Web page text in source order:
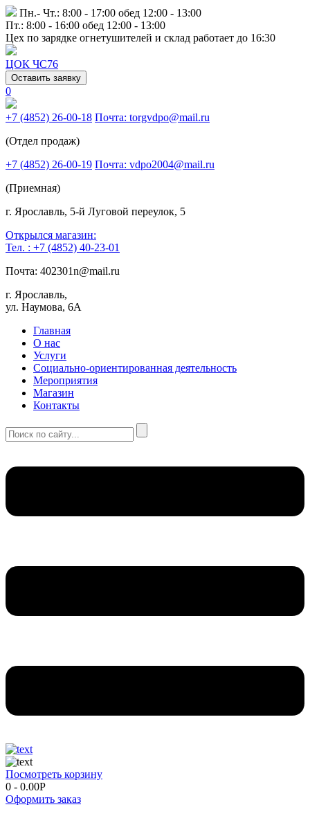
Пн.- Чт.: 8:00 - 17:00 обед 12:00 - 13:00
Пт.: 8:00 - 16:00 обед 12:00 - 13:00
Цех по зарядке огнетушителей и склад работает до 16:30
ЦОК ЧС76
Оставить заявку
0
+7 (4852) 26-00-18 Почта: torgvdpo@mail.ru
(Отдел продаж)
+7 (4852) 26-00-19 Почта: vdpo2004@mail.ru
(Приемная)
г. Ярославль, 5-й Луговой переулок, 5
Открылся магазин:
Тел. : +7 (4852) 40-23-01
Почта: 402301n@mail.ru
г. Ярославль,
ул. Наумова, 6А
Главная
О нас
Услуги
Социально-ориентированная деятельность
Мероприятия
Магазин
Контакты
Посмотреть корзину
0 - 0.00Р
Оформить заказ